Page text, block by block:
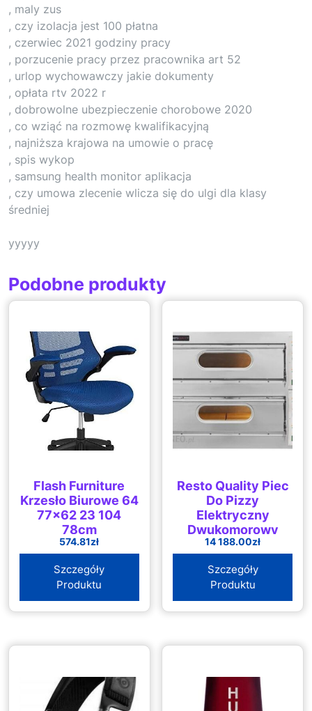
, maly zus
, czy izolacja jest 100 płatna
, czerwiec 2021 godziny pracy
, porzucenie pracy przez pracownika art 52
, urlop wychowawczy jakie dokumenty
, opłata rtv 2022 r
, dobrowolne ubezpieczenie chorobowe 2020
, co wziąć na rozmowę kwalifikacyjną
, najniższa krajowa na umowie o pracę
, spis wykop
, samsung health monitor aplikacja
, czy umowa zlecenie wlicza się do ulgi dla klasy
średniej
yyyyy
Podobne produkty
Flash Furniture
Krzesło Biurowe 64
77×62 23 104
78cm
574.81zł
Szczegóły
Produktu
Resto Quality Piec
Do Pizzy
Elektryczny
Dwukomorowy
12X36 Szeroki One
66 Xl/L (Start66
Big/L) (ONE66XLL)
14 188.00zł
Szczegóły
Produktu